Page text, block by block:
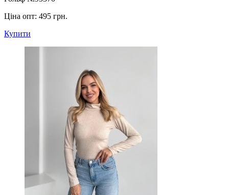
Ціна опт: 495 грн.
Купити